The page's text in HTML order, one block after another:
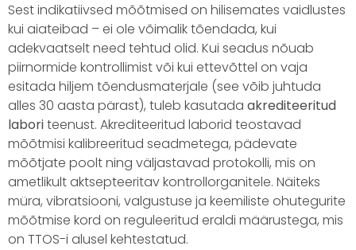
Sest indikatiivsed mõõtmised on hilisemates vaidlustes
kui aiateibad – ei ole võimalik tõendada, kui
adekvaatselt need tehtud olid. Kui seadus nõuab
piirnormide kontrollimist või kui ettevõttel on vaja
esitada hiljem tõendusmaterjale (see võib juhtuda
alles 30 aasta pärast), tuleb kasutada akrediteeritud
laboriteenust. Akrediteeritud laborid teostavad
mõõtmisi kalibreeritud seadmetega, pädevate
mõõtjate poolt ning väljastavad protokolli, mis on
ametlikult aktsepteeritav kontrollorganitele. Näiteks
müra, vibratsiooni, valgustuse ja keemiliste ohutegurite
mõõtmise kord on reguleeritud eraldi määrustega, mis
on TTOS-i alusel kehtestatud.